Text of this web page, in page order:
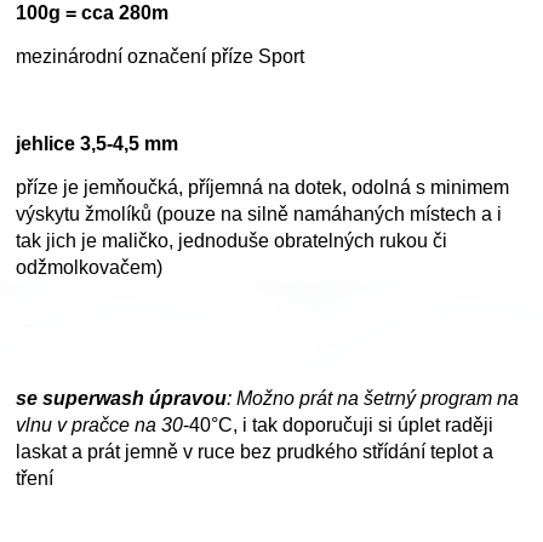
100g = cca 280m
mezinárodní označení příze Sport
jehlice 3,5-4,5 mm
příze je jemňoučká, příjemná na dotek, odolná s minimem
výskytu žmolíků (pouze na silně namáhaných místech a i
tak jich je maličko, jednoduše obratelných rukou či
odžmolkovačem)
se superwash úpravou: Možno prát na šetrný program na
vlnu v pračce na30-40°C, i tak doporučuji si úplet raději
laskat a prát jemně v ruce bez prudkého střídání teplot a
tření